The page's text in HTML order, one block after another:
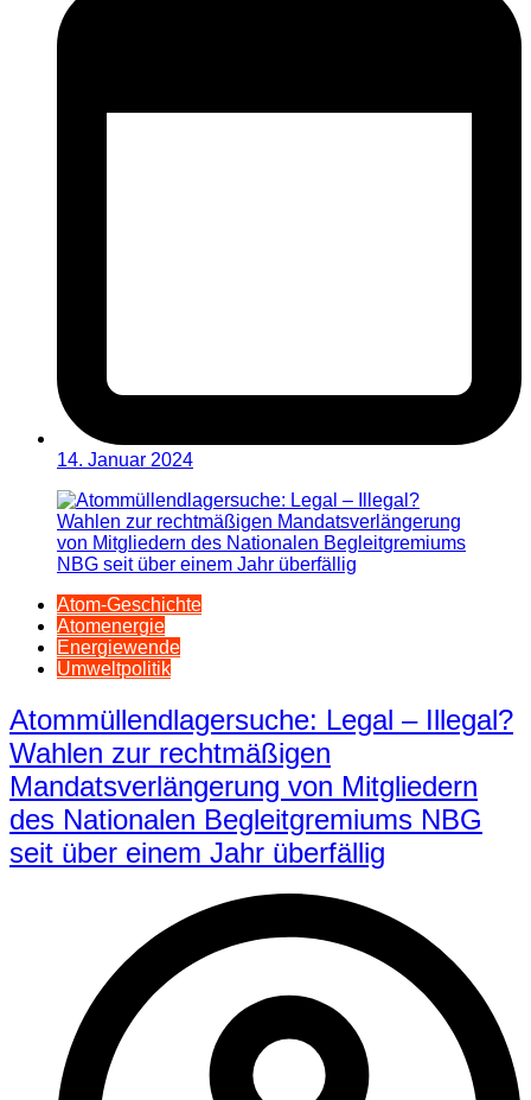
14. Januar 2024
Atom-Geschichte
Atomenergie
Energiewende
Umweltpolitik
Atommüllendlagersuche: Legal – Illegal?
Wahlen zur rechtmäßigen
Mandatsverlängerung von Mitgliedern
des Nationalen Begleitgremiums NBG
seit über einem Jahr überfällig